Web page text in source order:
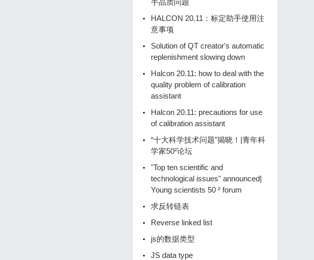
手品质问题
HALCON 20.11：标定助手使用注
意事项
Solution of QT creator's automatic
replenishment slowing down
Halcon 20.11: how to deal with the
quality problem of calibration
assistant
Halcon 20.11: precautions for use
of calibration assistant
“十大科学技术问题”揭晓！|青年科
学家50²论坛
"Top ten scientific and
technological issues" announced|
Young scientists 50 ² forum
求反转链表
Reverse linked list
js的数据类型
JS data type